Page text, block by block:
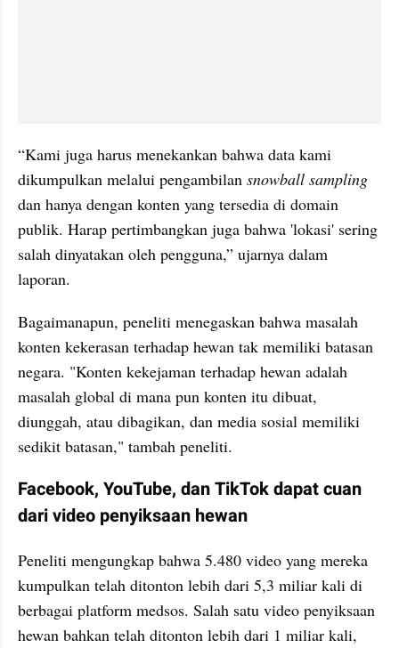
“Kami juga harus menekankan bahwa data kami
dikumpulkan melalui pengambilan snowball sampling
dan hanya dengan konten yang tersedia di domain
publik. Harap pertimbangkan juga bahwa 'lokasi' sering
salah dinyatakan oleh pengguna,” ujarnya dalam
laporan.
Bagaimanapun, peneliti menegaskan bahwa masalah
konten kekerasan terhadap hewan tak memiliki batasan
negara. "Konten kekejaman terhadap hewan adalah
masalah global di mana pun konten itu dibuat,
diunggah, atau dibagikan, dan media sosial memiliki
sedikit batasan," tambah peneliti.
Facebook, YouTube, dan TikTok dapat cuan
dari video penyiksaan hewan
Peneliti mengungkap bahwa 5.480 video yang mereka
kumpulkan telah ditonton lebih dari 5,3 miliar kali di
berbagai platform medsos. Salah satu video penyiksaan
hewan bahkan telah ditonton lebih dari 1 miliar kali,